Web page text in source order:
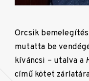
Orcsik
mutatta be
kíváncsi – utalva a
című kötet